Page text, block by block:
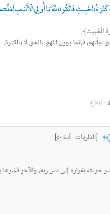
فَاتَّقُوا اللَّهَ يَا أُولِي الْأَلْبَابِ
فإنما يوزن النّهج بالحق لا بالكثرة.
٠ إبلاغ
﴾
[الذاريات آية:٥٠]
بفراره إلى دين ربه، والآخر فسّرها